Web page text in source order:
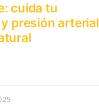
cuida tu
presión arterial